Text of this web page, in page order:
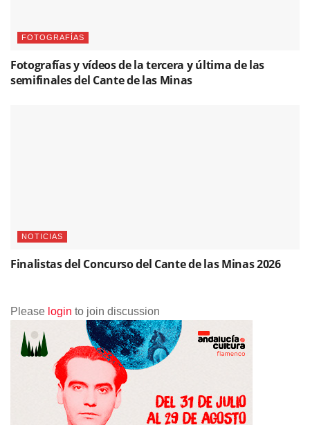
FOTOGRAFÍAS
Fotografías y vídeos de la tercera y última de las
semifinales del Cante de las Minas
NOTICIAS
Finalistas del Concurso del Cante de las Minas 2026
Please login to join discussion